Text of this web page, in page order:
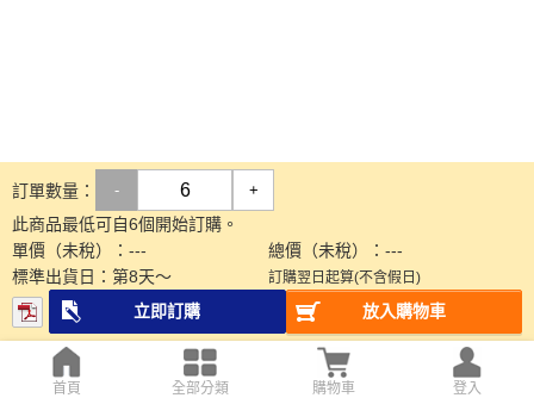
訂單數量： - +
此商品最低可自6個開始訂購。
單價（未稅）： --- 總價（未稅）： ---
標準出貨日： 第8天～ 訂購翌日起算(不含假日)
立即訂購 放入購物車
首頁 全部分類 購物車 登入